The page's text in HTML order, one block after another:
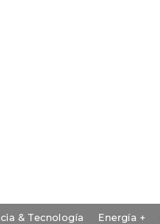
& Tecnología Energía +